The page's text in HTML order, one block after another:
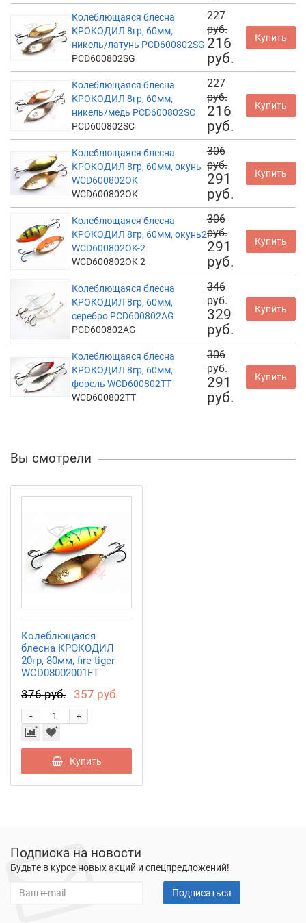
Колеблющаяся блесна
КРОКОДИЛ 8гр, 60мм,
никель/латунь PCD600802SG
PCD600802SG
227
руб.
216
руб.
Купить
Колеблющаяся блесна
КРОКОДИЛ 8гр, 60мм,
никель/медь PCD600802SC
PCD600802SC
227
руб.
216
руб.
Купить
Колеблющаяся блесна
КРОКОДИЛ 8гр, 60мм, окунь
WCD600802OK
WCD600802OK
306
руб.
291
руб.
Купить
Колеблющаяся блесна
КРОКОДИЛ 8гр, 60мм, окунь2
WCD600802OK-2
WCD600802OK-2
306
руб.
291
руб.
Купить
Колеблющаяся блесна
КРОКОДИЛ 8гр, 60мм,
серебро PCD600802AG
PCD600802AG
346
руб.
329
руб.
Купить
Колеблющаяся блесна
КРОКОДИЛ 8гр, 60мм,
форель WCD600802TT
WCD600802TT
306
руб.
291
руб.
Купить
Вы смотрели
Колеблющаяся
блесна КРОКОДИЛ
20гр, 80мм, fire tiger
WCD08002001FT
376 руб. 357 руб.
+
-
Купить
Подписка на новости
Будьте в курсе новых акций и спецпредложений!
Подписаться